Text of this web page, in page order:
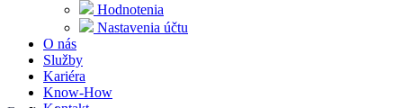
Hodnotenia
Nastavenia účtu
O nás
Služby
Kariéra
Know-How